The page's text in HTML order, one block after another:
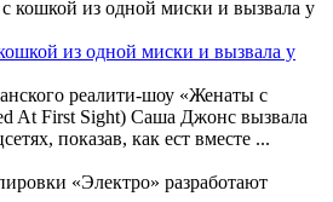
из одной миски и вызвала у
реалити-шоу «Женаты с
At First Sight) Саша Джонс вызвала
показав, как ест вместе ...